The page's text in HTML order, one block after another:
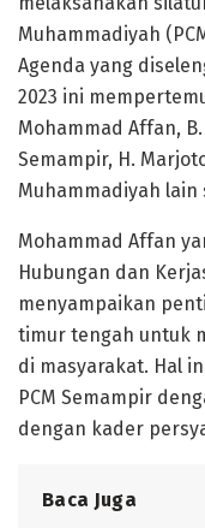
Muhammadiyah
Agenda yang
2023 ini
Mohammad Affan,
Semampir, H.
Muhammadiyah lain
Mohammad Affan
Hubungan dan
menyampaikan
timur tengah untuk
di masyarakat. Hal
PCM Semampir
dengan kader
Baca Juga